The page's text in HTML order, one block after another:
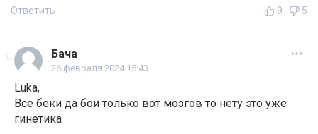
Ответить 9 5
Бача
26 февраля 2024 15:43
Luka,
Все беки да бои только вот мозгов то нету это уже
гинетика